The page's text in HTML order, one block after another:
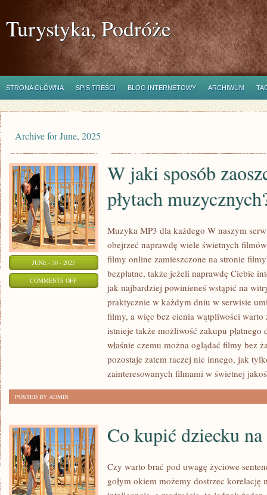
Turystyka, Podróże
STRONA GŁÓWNA SPIS TREŚCI BLOG INTERNETOWY ARCHIWUM
Archive for June, 2025
JUNE - 30 - 2025
COMMENTS OFFON
W jaki sposób
płytach
Muzyka MP3 dla każdego W naszym
obejrzeć naprawdę wiele świetnych
filmy online zamieszczone na stronie
bezpłatne, także jeżeli naprawdę Ciebie
jak najbardziej powinieneś wstąpić na
praktycznie w każdym dniu w serwisie
filmy, a więc bez cienia wątpliwości
istnieje także możliwość zakupu
właśnie czemu można oglądać filmy bez
pozostaje zatem raczej nic innego, jak
zainteresowanych filmami w świetnej
POSTED BY ADMIN
Co kupić dziecku
Czy warto brać pod uwagę życiowe
gołym okiem możemy dostrzec korelację